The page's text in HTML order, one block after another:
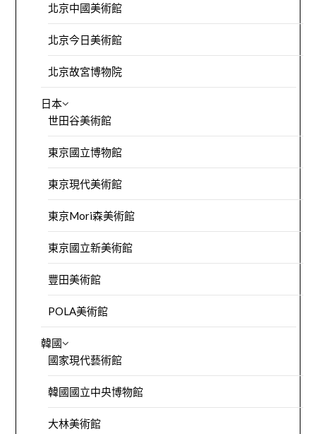
北京中國美術館
北京今日美術館
北京故宮博物院
日本
世田谷美術館
東京國立博物館
東京現代美術館
東京Mori森美術館
東京國立新美術館
豐田美術館
POLA美術館
韓國
國家現代藝術館
韓國國立中央博物館
大林美術館